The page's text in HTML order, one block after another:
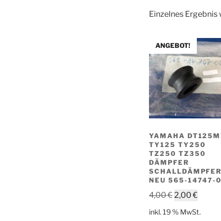
Einzelnes
ANGEBOT!
YAMAHA
TY125 TY250
TZ250 TZ350
DÄMPFER
SCHALLDÄMPFER
NEU 565-14747-
4,00€2,00€
inkl. 19 % MwSt.